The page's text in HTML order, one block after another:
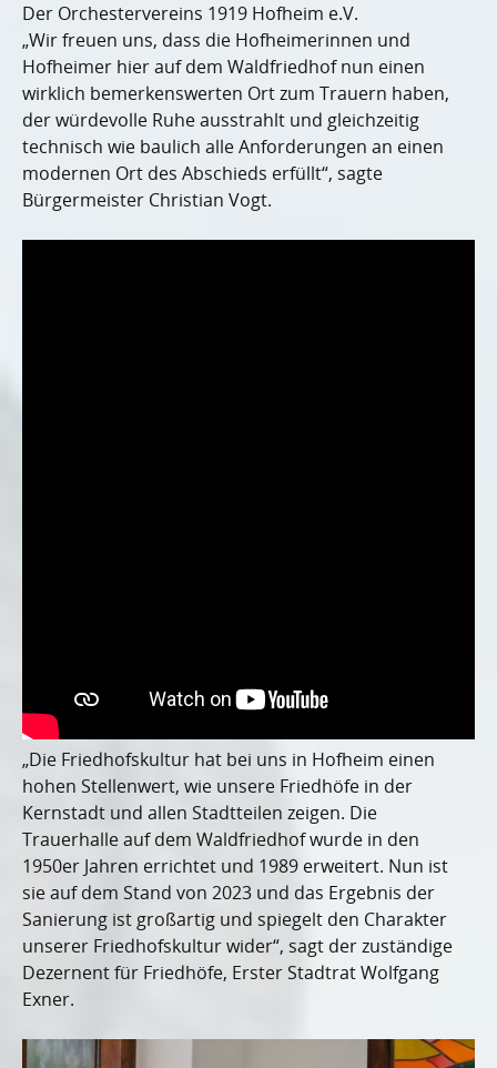
Der Orchestervereins 1919 Hofheim e.V.
„Wir freuen uns, dass die Hofheimerinnen und
Hofheimer hier auf dem Waldfriedhof nun einen
wirklich bemerkenswerten Ort zum Trauern haben,
der würdevolle Ruhe ausstrahlt und gleichzeitig
technisch wie baulich alle Anforderungen an einen
modernen Ort des Abschieds erfüllt“, sagte
Bürgermeister Christian Vogt.
„Die Friedhofskultur hat bei uns in Hofheim einen
hohen Stellenwert, wie unsere Friedhöfe in der
Kernstadt und allen Stadtteilen zeigen. Die
Trauerhalle auf dem Waldfriedhof wurde in den
1950er Jahren errichtet und 1989 erweitert. Nun ist
sie auf dem Stand von 2023 und das Ergebnis der
Sanierung ist großartig und spiegelt den Charakter
unserer Friedhofskultur wider“, sagt der zuständige
Dezernent für Friedhöfe, Erster Stadtrat Wolfgang
Exner.